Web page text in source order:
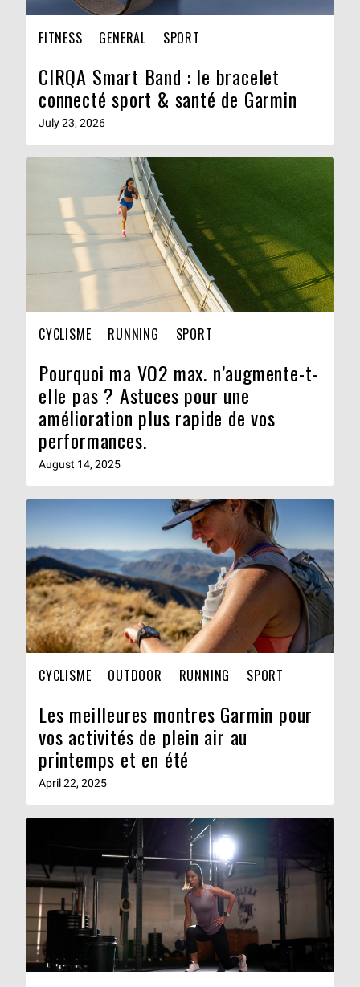
FITNESS GENERAL SPORT
CIRQA Smart Band : le bracelet
connecté sport & santé de Garmin
July 23, 2026
CYCLISME RUNNING SPORT
Pourquoi ma VO2 max. n’augmente-t-
elle pas ? Astuces pour une
amélioration plus rapide de vos
performances.
August 14, 2025
CYCLISME OUTDOOR RUNNING SPORT
Les meilleures montres Garmin pour
vos activités de plein air au
printemps et en été
April 22, 2025